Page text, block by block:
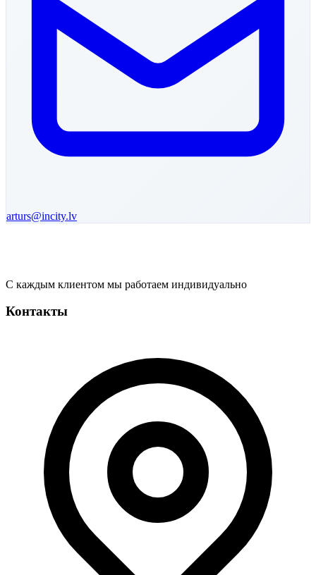
arturs@incity.lv
С каждым клиентом мы работаем индивидуально
Контакты